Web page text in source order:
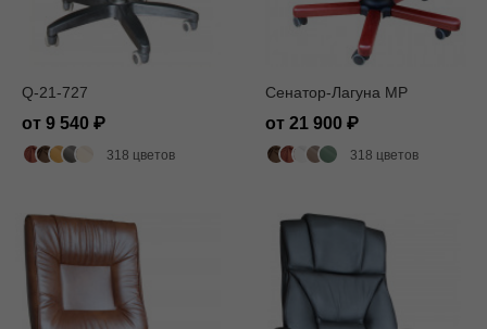
Q-21-727
от 9 540
318 цветов
Сенатор-Лагуна MP
от 21 900
318 цветов